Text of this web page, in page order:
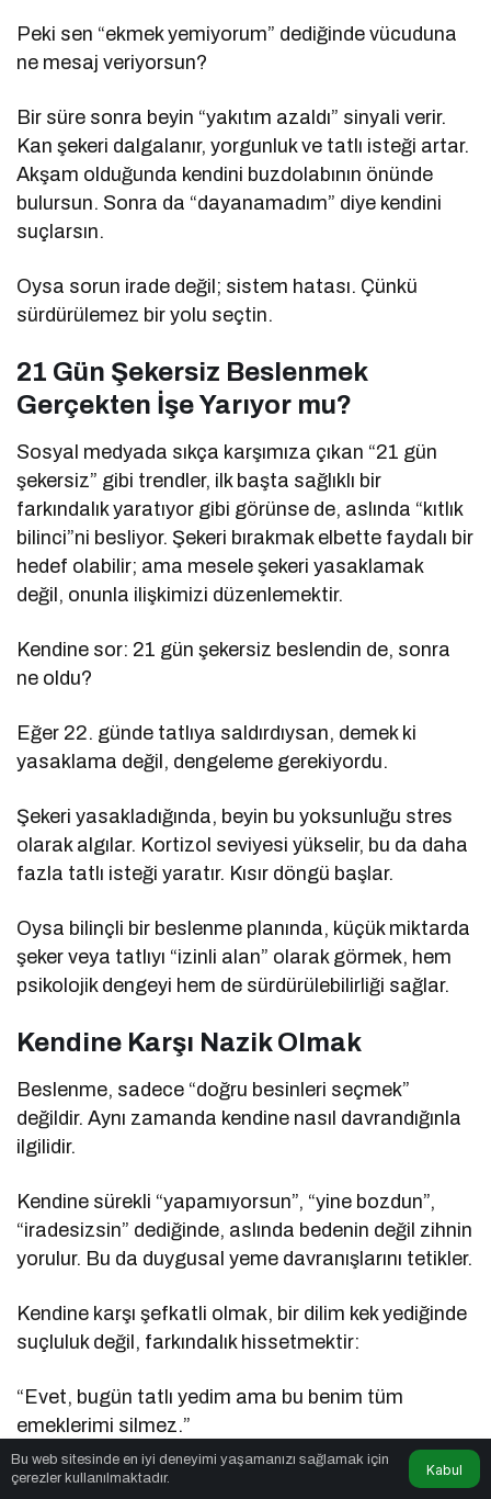
Peki sen “ekmek yemiyorum” dediğinde vücuduna
ne mesaj veriyorsun?
Bir süre sonra beyin “yakıtım azaldı” sinyali verir.
Kan şekeri dalgalanır, yorgunluk ve tatlı isteği artar.
Akşam olduğunda kendini buzdolabının önünde
bulursun. Sonra da “dayanamadım” diye kendini
suçlarsın.
Oysa sorun irade değil; sistem hatası. Çünkü
sürdürülemez bir yolu seçtin.
21 Gün Şekersiz Beslenmek
Gerçekten İşe Yarıyor mu?
Sosyal medyada sıkça karşımıza çıkan “21 gün
şekersiz” gibi trendler, ilk başta sağlıklı bir
farkındalık yaratıyor gibi görünse de, aslında “kıtlık
bilinci”ni besliyor. Şekeri bırakmak elbette faydalı bir
hedef olabilir; ama mesele şekeri yasaklamak
değil, onunla ilişkimizi düzenlemektir.
Kendine sor: 21 gün şekersiz beslendin de, sonra
ne oldu?
Eğer 22. günde tatlıya saldırdıysan, demek ki
yasaklama değil, dengeleme gerekiyordu.
Şekeri yasakladığında, beyin bu yoksunluğu stres
olarak algılar. Kortizol seviyesi yükselir, bu da daha
fazla tatlı isteği yaratır. Kısır döngü başlar.
Oysa bilinçli bir beslenme planında, küçük miktarda
şeker veya tatlıyı “izinli alan” olarak görmek, hem
psikolojik dengeyi hem de sürdürülebilirliği sağlar.
Kendine Karşı Nazik Olmak
Beslenme, sadece “doğru besinleri seçmek”
değildir. Aynı zamanda kendine nasıl davrandığınla
ilgilidir.
Kendine sürekli “yapamıyorsun”, “yine bozdun”,
“iradesizsin” dediğinde, aslında bedenin değil zihnin
yorulur. Bu da duygusal yeme davranışlarını tetikler.
Kendine karşı şefkatli olmak, bir dilim kek yediğinde
suçluluk değil, farkındalık hissetmektir:
“Evet, bugün tatlı yedim ama bu benim tüm
emeklerimi silmez.”
Unutma, sürdürülebilir beslenme; suçluluk değil
Bu web sitesinde en iyi deneyimi yaşamanızı sağlamak için
çerezler kullanılmaktadır.
Kabul